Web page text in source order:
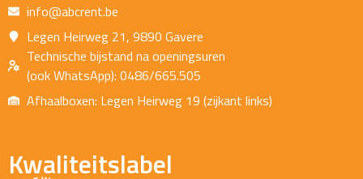
info@abcrent.be
Legen Heirweg 21, 9890 Gavere
Technische bijstand na openingsuren
(ook WhatsApp): 0486/665.505
Afhaalboxen: Legen Heirweg 19 (zijkant links)
Kwaliteitslabel